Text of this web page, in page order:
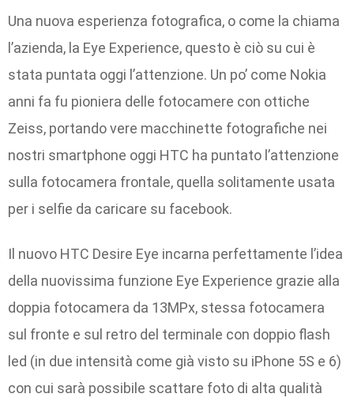
Una nuova esperienza fotografica, o come la chiama
l’azienda, la Eye Experience, questo è ciò su cui è
stata puntata oggi l’attenzione. Un po’ come Nokia
anni fa fu pioniera delle fotocamere con ottiche
Zeiss, portando vere macchinette fotografiche nei
nostri smartphone oggi HTC ha puntato l’attenzione
sulla fotocamera frontale, quella solitamente usata
per i selfie da caricare su facebook.
Il nuovo HTC Desire Eye incarna perfettamente l’idea
della nuovissima funzione Eye Experience grazie alla
doppia fotocamera da 13MPx, stessa fotocamera
sul fronte e sul retro del terminale con doppio flash
led (in due intensità come già visto su iPhone 5S e 6)
con cui sarà possibile scattare foto di alta qualità